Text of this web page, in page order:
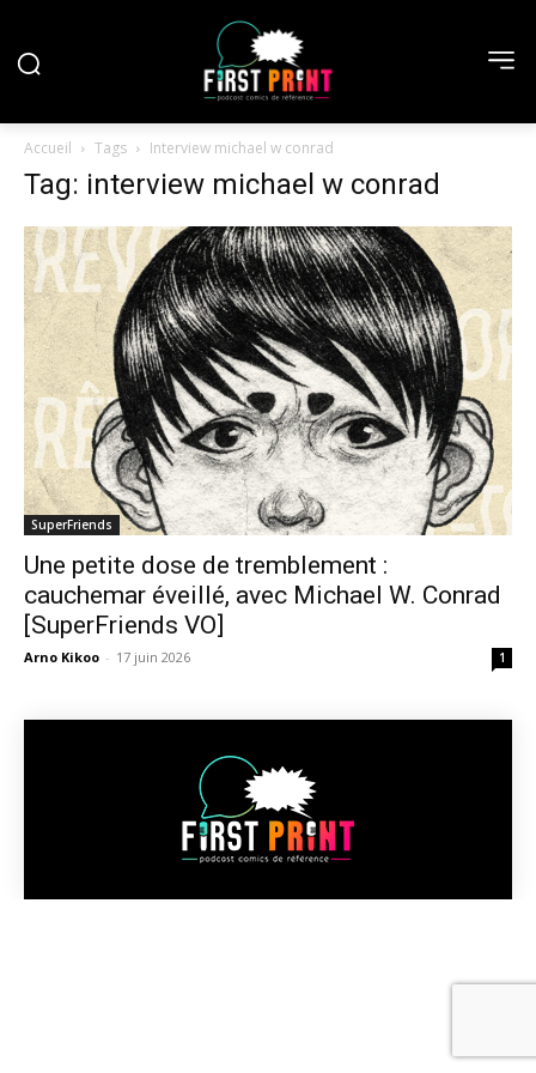
Accueil Tags Interview michael w conrad
Tag: interview michael w conrad
SuperFriends
Une petite dose de tremblement :
cauchemar éveillé, avec Michael W. Conrad
[SuperFriends VO]
Arno Kikoo - 17 juin 2026 1